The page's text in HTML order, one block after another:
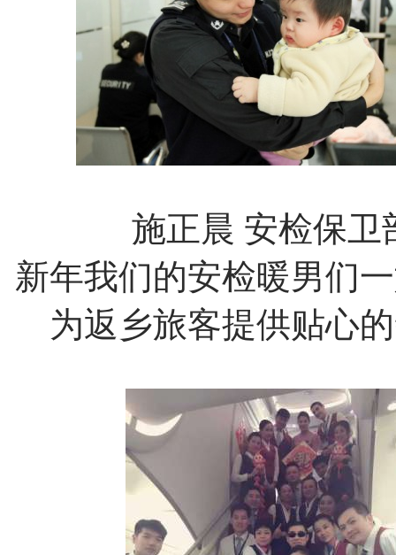
施正晨 安检保卫
新年我们的安检暖男们
为返乡旅客提供贴心